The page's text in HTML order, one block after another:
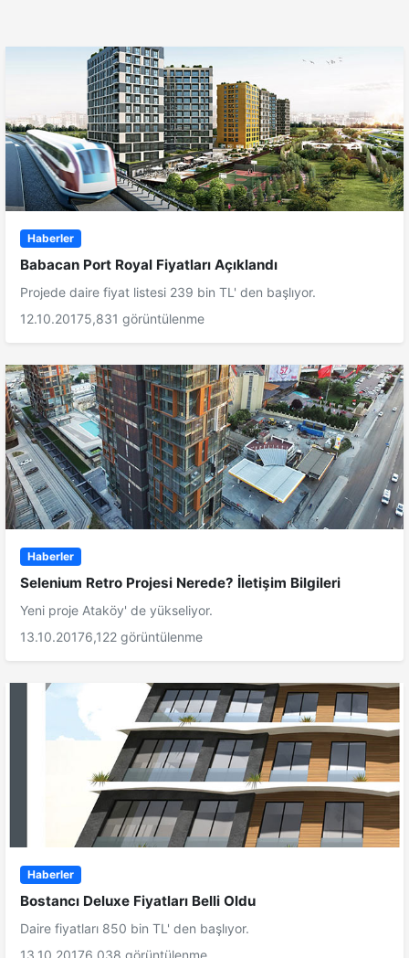
Haberler
Babacan Port Royal Fiyatları Açıklandı
Projede daire fiyat listesi 239 bin TL' den başlıyor.
12.10.20175,831 görüntülenme
Haberler
Selenium Retro Projesi Nerede? İletişim Bilgileri
Yeni proje Ataköy' de yükseliyor.
13.10.20176,122 görüntülenme
Haberler
Bostancı Deluxe Fiyatları Belli Oldu
Daire fiyatları 850 bin TL' den başlıyor.